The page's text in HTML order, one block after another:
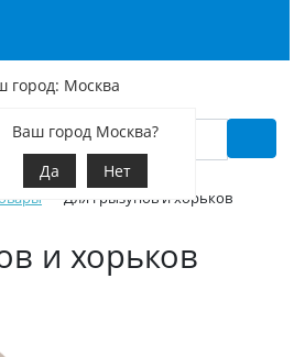
город: Москва
Ваш город Москва?
Да
Нет
Для грызунов и хорьков
и хорьков